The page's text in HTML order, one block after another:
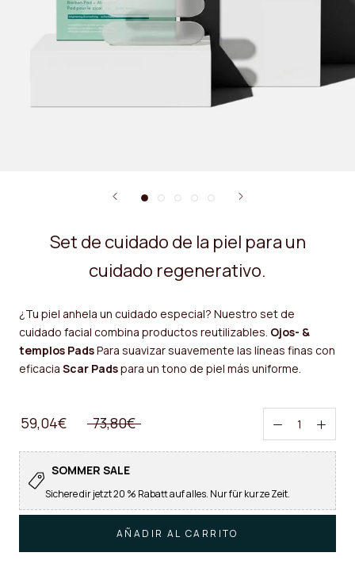
Set de cuidado de la piel para un
cuidado regenerativo.
¿Tu piel anhela un cuidado especial? Nuestro set de
cuidado facial combina productos reutilizables. Ojos- &
templos PadsPara suavizar suavemente las líneas finas con
eficacia Scar Padspara un tono de piel más uniforme.
59,04€ 73,80€
SOMMER SALE
Sichere dir jetzt 20 % Rabatt auf alles. Nur für kurze Zeit.
AÑADIR AL CARRITO